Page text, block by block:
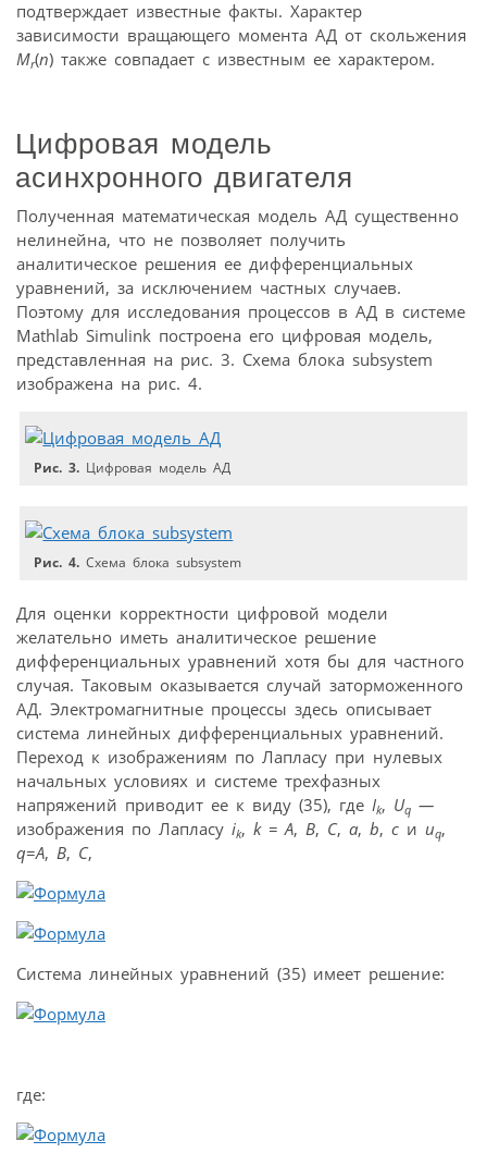
подтверждает известные факты. Характер
зависимости вращающего момента АД от скольжения
Mr(n) также совпадает с известным ее характером.
Цифровая модель
асинхронного двигателя
Полученная математическая модель АД существенно
нелинейна, что не позволяет получить
аналитическое решения ее дифференциальных
уравнений, за исключением частных случаев.
Поэтому для исследования процессов в АД в системе
Mathlab Simulink построена его цифровая модель,
представленная на рис. 3. Схема блока subsystem
изображена на рис. 4.
Рис. 3. Цифровая модель АД
Рис. 4. Схема блока subsystem
Для оценки корректности цифровой модели
желательно иметь аналитическое решение
дифференциальных уравнений хотя бы для частного
случая. Таковым оказывается случай заторможенного
АД. Электромагнитные процессы здесь описывает
система линейных дифференциальных уравнений.
Переход к изображениям по Лапласу при нулевых
начальных условиях и системе трехфазных
напряжений приводит ее к виду (35), где Ik, Uq —
изображения по Лапласу ik, k = A, B, C, a, b, c и uq,
q=A, B, C,
Система линейных уравнений (35) имеет решение:
где: